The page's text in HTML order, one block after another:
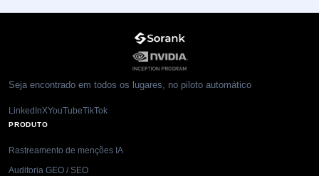
Seja encontrado em todos os lugares, no piloto automático
LinkedInXYouTubeTikTok
PRODUTO
Rastreamento de menções IA
Auditoria GEO / SEO